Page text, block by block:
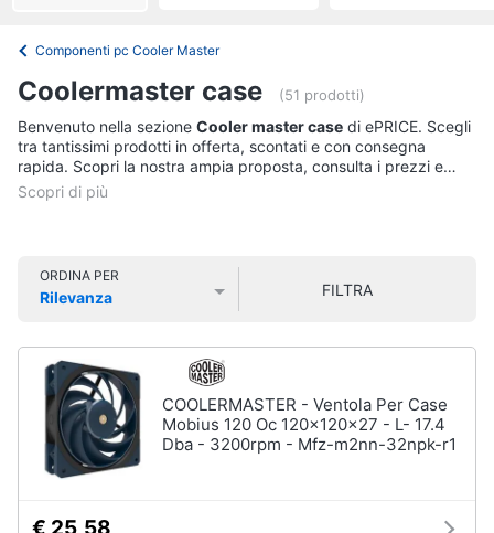
Tv
e
Home
Cinema
home
Audio
e
musica
Componenti pc Cooler Master
Coolermaster case (51 prodotti)
Benvenuto nella sezione Cooler master case di ePRICE. Scegli
tra tantissimi prodotti in offerta, scontati e con consegna
rapida. Scopri la nostra ampia proposta, consulta i prezzi e
acquista comodamente online.
ORDINA PER
Rilevanza
FILTRA
COOLERMASTER - Ventola Per Case
Mobius 120 Oc 120x120x27 - L- 17.4
Dba - 3200rpm - Mfz-m2nn-32npk-r1